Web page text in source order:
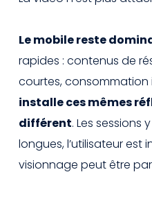
Le mobile reste
rapides : contenus de
courtes, consommation
installe ces mêmes
différent. Les sessions
longues, l’utilisateur est
visionnage peut être